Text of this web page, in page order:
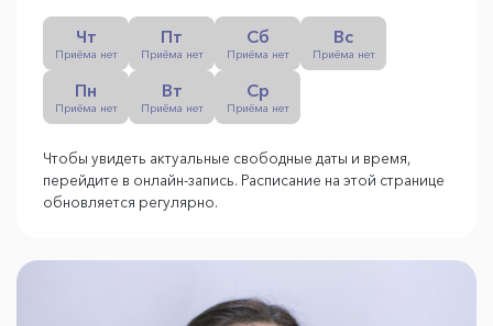
Чт
Приёма нет
Пт
Приёма нет
Сб
Приёма нет
Вс
Приёма нет
Пн
Приёма нет
Вт
Приёма нет
Ср
Приёма нет
Чтобы увидеть актуальные свободные даты и время,
перейдите в онлайн-запись. Расписание на этой странице
обновляется регулярно.